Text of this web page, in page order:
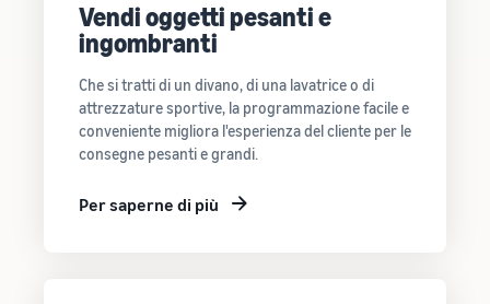
Vendi oggetti pesanti e
ingombranti
Che si tratti di un divano, di una lavatrice o di
attrezzature sportive, la programmazione facile e
conveniente migliora l'esperienza del cliente per le
consegne pesanti e grandi.
Per saperne di più